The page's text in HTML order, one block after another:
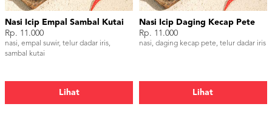
Nasi Icip Empal Sambal Kutai
Rp. 11.000
nasi, empal suwir, telur dadar iris,
sambal kutai
Lihat
Nasi Icip Daging Kecap Pete
Rp. 11.000
nasi, daging kecap pete, telur dadar iris
Lihat